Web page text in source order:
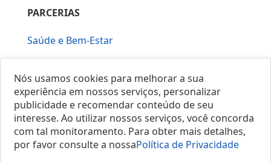
PARCERIAS
Saúde e Bem-Estar
Nós usamos cookies para melhorar a sua
experiência em nossos serviços, personalizar
publicidade e recomendar conteúdo de seu
interesse. Ao utilizar nossos serviços, você concorda
com tal monitoramento. Para obter mais detalhes,
por favor consulte a nossaPolítica de Privacidade